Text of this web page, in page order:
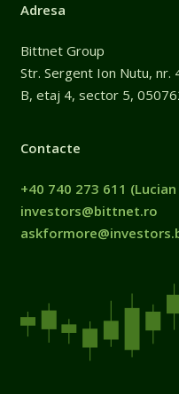
Adresa
Bittnet Group
Str. Sergent Ion Nutu, nr.
B, etaj 4, sector 5,
Contacte
+40 740 273 611
investors@bittnet.ro